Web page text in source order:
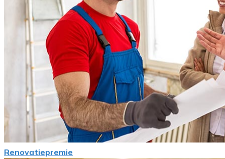
Renovatiepremie